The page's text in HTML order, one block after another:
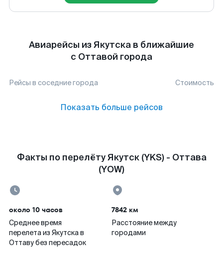
Авиарейсы из Якутска в ближайшие
с Оттавой города
Рейсы в соседние города Стоимость
Показать больше рейсов
Факты по перелёту Якутск (YKS) - Оттава
(YOW)
около 10 часов
Среднее время
перелета из Якутска в
Оттаву без пересадок
7842 км
Расстояние между
городами